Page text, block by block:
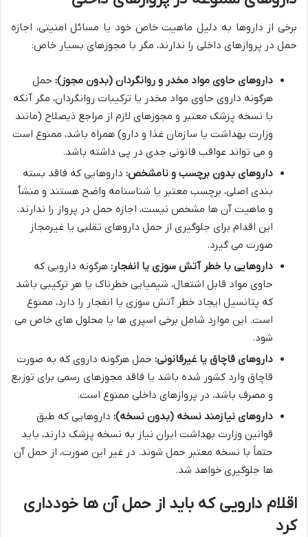
برخی از داروها به دلیل ماهیت خاص خود یا مسائل امنیتی، اجازه
حمل در پروازهای داخلی را ندارند، مگر با مجوزهای بسیار خاص:
داروهای حاوی مواد مخدر و روانگردان (بدون مجوز): حمل
هرگونه داروی حاوی مواد مخدر یا ترکیبات روانگردان، مگر آنکه
با نسخه پزشک معتبر و مجوزهای لازم از مراجع ذیصلاح (مانند
وزارت بهداشت یا سازمان غذا و دارو) همراه باشد، ممنوع است
و می تواند عواقب قانونی جدی در پی داشته باشد.
داروهای بدون برچسب و نامشخص: داروهایی که فاقد بسته
بندی اصلی، برچسب معتبر یا شناسنامه واضح هستند و منشأ
و ماهیت آن ها مشخص نیست، اجازه حمل در پرواز را ندارند.
این اقدام برای جلوگیری از حمل داروهای تقلبی یا غیرمجاز
صورت می گیرد.
داروهایی با خطر آتش سوزی یا انفجار: هرگونه دارویی که
حاوی مواد قابل اشتعال، شیمیایی خطرناک یا هر ترکیبی باشد
که پتانسیل ایجاد خطر آتش سوزی یا انفجار را دارد، ممنوع
است. این موارد شامل برخی اسپری ها یا محلول های خاص می
شود.
داروهای قاچاق یا غیرقانونی: حمل هرگونه داروی که به صورت
قاچاق وارد کشور شده باشد یا فاقد مجوزهای رسمی برای توزیع
و مصرف باشد، در پروازهای داخلی ممنوع است.
داروهای نیازمند نسخه (بدون نسخه): داروهایی که طبق
قوانین وزارت بهداشت ایران نیاز به نسخه پزشک دارند، باید
حتماً با نسخه معتبر حمل شوند. در غیر این صورت، از حمل آن
ها جلوگیری خواهد شد.
اقلام دارویی که باید از حمل آن ها خودداری
کرد